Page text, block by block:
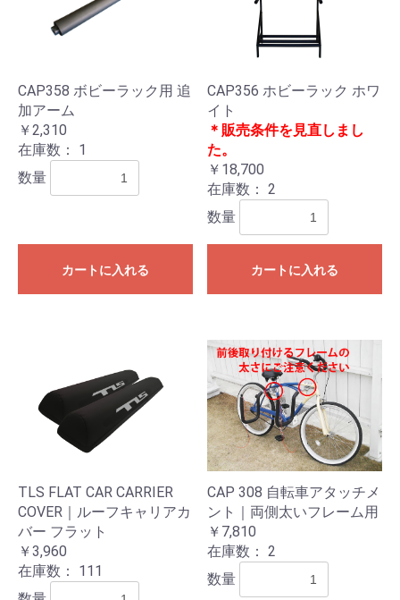
CAP358 ボビーラック用 追
加アーム
￥2,310
在庫数： 1
数量
カートに入れる
CAP356 ホビーラック ホワ
イト
＊販売条件を見直しまし
た。
￥18,700
在庫数： 2
数量
カートに入れる
TLS FLAT CAR CARRIER
COVER｜ルーフキャリアカ
バー フラット
￥3,960
在庫数： 111
CAP 308 自転車アタッチメ
ント｜両側太いフレーム用
￥7,810
在庫数： 2
数量